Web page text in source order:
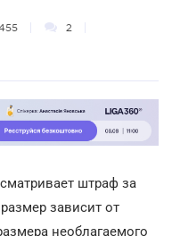
2
штраф за
зависит от
необлагаемого